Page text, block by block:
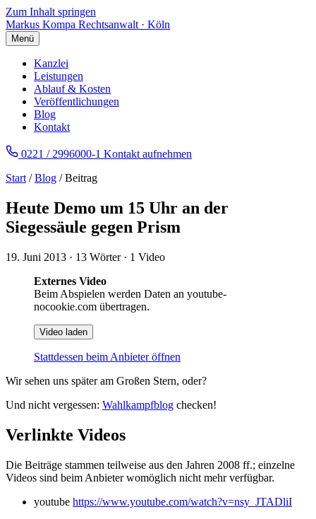
Zum Inhalt springen
Markus Kompa Rechtsanwalt · Köln
Menü
Kanzlei
Leistungen
Ablauf & Kosten
Veröffentlichungen
Blog
Kontakt
0221 / 2996000-1 Kontakt aufnehmen
Start /Blog / Beitrag
Heute Demo um 15 Uhr an der
Siegessäule gegen Prism
19. Juni 2013 · 13 Wörter · 1 Video
Externes Video
Beim Abspielen werden Daten an youtube-
nocookie.com übertragen.
Video laden
Stattdessen beim Anbieter öffnen
Wir sehen uns später am Großen Stern, oder?
Und nicht vergessen: Wahlkampfblog checken!
Verlinkte Videos
Die Beiträge stammen teilweise aus den Jahren 2008 ff.; einzelne
Videos sind beim Anbieter womöglich nicht mehr verfügbar.
youtube https://www.youtube.com/watch?v=nsy_JTADliI